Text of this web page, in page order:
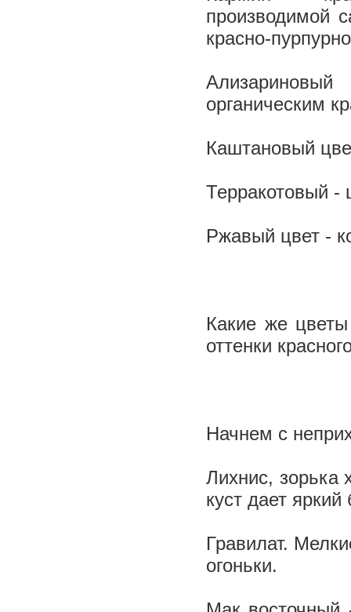
производимой
красно-
органическим
Каштановый
Терракотовый -
Ржавый цвет -
Какие же
оттенки
Начнем с
Лихнис, зорька
куст дает яркий
Гравилат.
огоньки.